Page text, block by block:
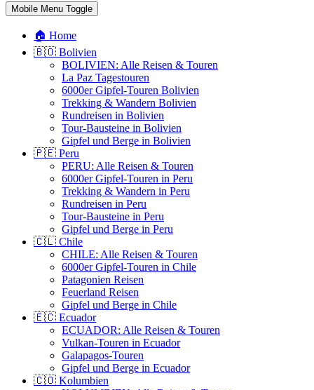
Mobile Menu Toggle
🏠 Home
🇧🇴 Bolivien
BOLIVIEN: Alle Reisen & Touren
La Paz Tagestouren
6000er Gipfel-Touren Bolivien
Trekking & Wandern Bolivien
Rundreisen in Bolivien
Tour-Bausteine in Bolivien
Gipfel und Berge in Bolivien
🇵🇪 Peru
PERU: Alle Reisen & Touren
6000er Gipfel-Touren in Peru
Trekking & Wandern in Peru
Rundreisen in Peru
Tour-Bausteine in Peru
Gipfel und Berge in Peru
🇨🇱 Chile
CHILE: Alle Reisen & Touren
6000er Gipfel-Touren in Chile
Patagonien Reisen
Feuerland Reisen
Gipfel und Berge in Chile
🇪🇨 Ecuador
ECUADOR: Alle Reisen & Touren
Vulkan-Touren in Ecuador
Galapagos-Touren
Gipfel und Berge in Ecuador
🇨🇴 Kolumbien